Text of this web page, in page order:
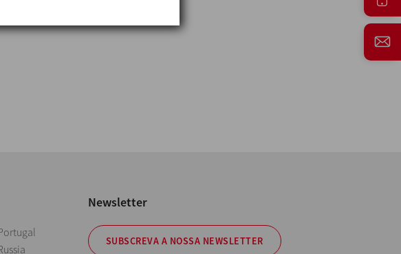
Newsletter
SUBSCREVA A NOSSA NEWSLETTER